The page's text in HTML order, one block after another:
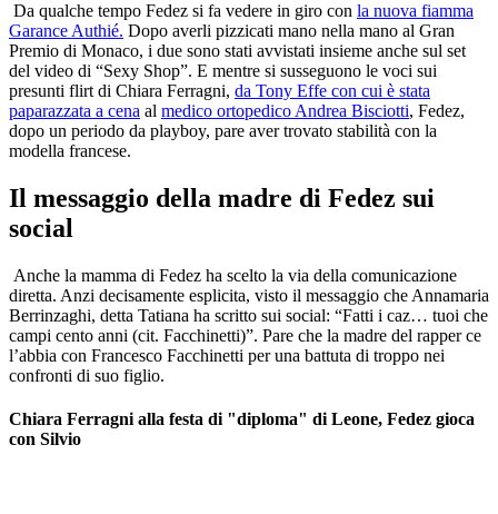
Da qualche tempo Fedez si fa vedere in giro con la nuova fiamma
Garance Authié. Dopo averli pizzicati mano nella mano al Gran
Premio di Monaco, i due sono stati avvistati insieme anche sul set
del video di “Sexy Shop”. E mentre si susseguono le voci sui
presunti flirt di Chiara Ferragni, da Tony Effe con cui è stata
paparazzata a cena al medico ortopedico Andrea Bisciotti, Fedez,
dopo un periodo da playboy, pare aver trovato stabilità con la
modella francese.
Il messaggio della madre di Fedez sui
social
Anche la mamma di Fedez ha scelto la via della comunicazione
diretta. Anzi decisamente esplicita, visto il messaggio che Annamaria
Berrinzaghi, detta Tatiana ha scritto sui social: “Fatti i caz… tuoi che
campi cento anni (cit. Facchinetti)”. Pare che la madre del rapper ce
l’abbia con Francesco Facchinetti per una battuta di troppo nei
confronti di suo figlio.
Chiara Ferragni alla festa di "diploma" di Leone, Fedez gioca
con Silvio